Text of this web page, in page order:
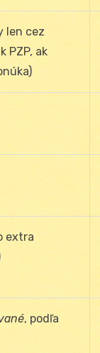
len cez
PZP, ak
extra
, podľa